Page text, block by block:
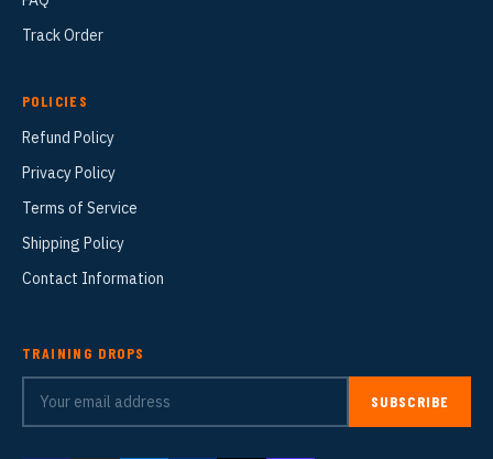
Track Order
POLICIES
Refund Policy
Privacy Policy
Terms of Service
Shipping Policy
Contact Information
TRAINING DROPS
SUBSCRIBE